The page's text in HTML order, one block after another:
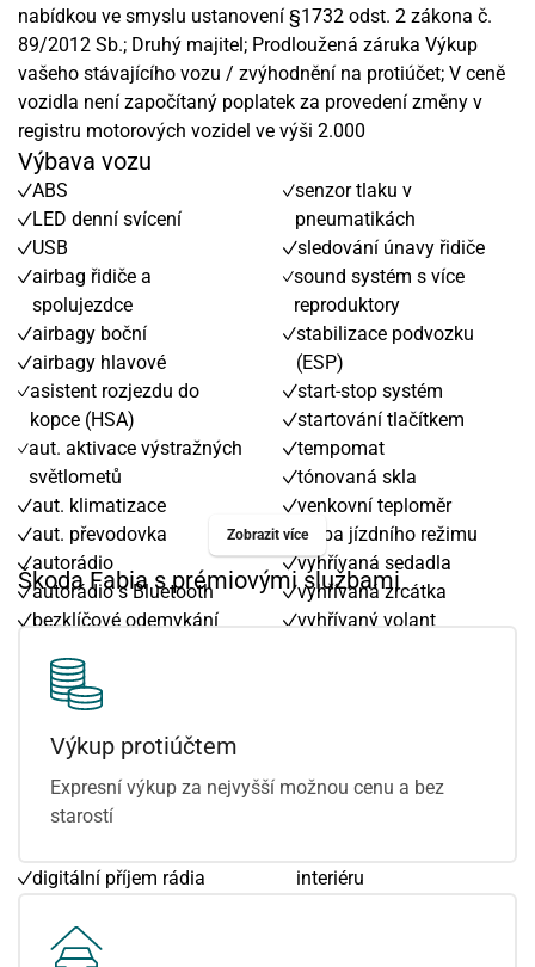
nabídkou ve smyslu ustanovení §1732 odst. 2 zákona č.
89/2012 Sb.; Druhý majitel; Prodloužená záruka Výkup
vašeho stávajícího vozu / zvýhodnění na protiúčet; V ceně
vozidla není započítaný poplatek za provedení změny v
registru motorových vozidel ve výši 2.000
Výbava vozu
ABS
LED denní svícení
USB
airbag řidiče a
spolujezdce
airbagy boční
airbagy hlavové
asistent rozjezdu do
kopce (HSA)
aut. aktivace výstražných
světlometů
aut. klimatizace
aut. převodovka
autorádio
autorádio s Bluetooth
bezklíčové odemykání
bezklíčové startování a
odemykání
bluetooth
centrál dálkový
centrální zamykání
deaktivace airbagu
digitální příjem rádia
dojezdové rezervní kolo
senzor tlaku v
pneumatikách
sledování únavy řidiče
sound systém s více
reproduktory
stabilizace podvozku
(ESP)
start-stop systém
startování tlačítkem
tempomat
tónovaná skla
venkovní teploměr
volba jízdního režimu
vyhřívaná sedadla
vyhřívaná zrcátka
vyhřívaný volant
Android Auto
interiéru
Zobrazit více
Škoda Fabia s prémiovými službami
Výkup protiúčtem
Expresní výkup za nejvyšší možnou cenu a bez
starostí